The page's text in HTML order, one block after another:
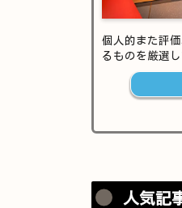
個人的また評
るものを厳選
人気記